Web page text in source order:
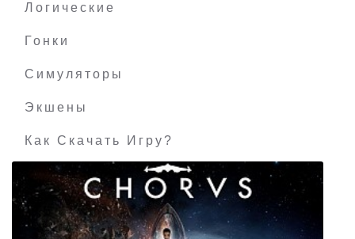
Логические
Гонки
Симуляторы
Экшены
Как Скачать Игру?